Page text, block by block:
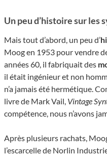
Un peu d’histoire sur les
Mais tout d’abord, un peu d’
Moog en 1953 pour vendre
années 60, il fabriquait des
il était ingénieur et non
n’a jamais été hermétique.
livre de Mark Vail, Vintage
compétence, nous n’avons
Après plusieurs rachats,
l’escarcelle de Norlin